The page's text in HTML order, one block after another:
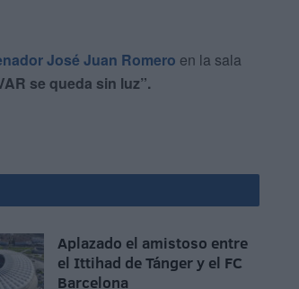
José Juan Romero en la sala
se queda sin luz”.
Aplazado el amistoso entre
el Ittihad de Tánger y el FC
Barcelona